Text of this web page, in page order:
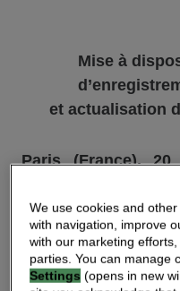
Mise à
et actualisation
Paris (France),
plaisir
d’enregistrement
auprès de l’Autorité
le 20 avril 2020.
We use cookies and
with navigation, improve
with our marketing
parties. You can manage
Settings (opens in new